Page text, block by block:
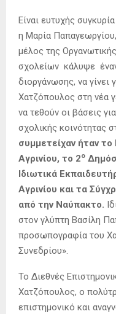
Είναι ευτυχής
η Μαρία
μέλος της
σχολείων κάλυψε
διοργάνωσης, να
Χατζόπουλος στη νέα
να τεθούν οι βάσεις
σχολικής κοινότητας
συμμετείχαν ήταν
Αγρινίου, το 2ο
Ιδιωτικά
Αγρινίου και τα
από την Ναύπακτο.
στον γλύπτη Βασίλη
προσωπογραφία του
Συνεδρίου».
Το Διεθνές
Χατζόπουλος, ο
επιστημονικό και